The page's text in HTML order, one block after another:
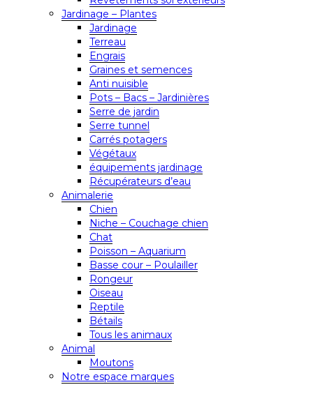
Jardinage – Plantes
Jardinage
Terreau
Engrais
Graines et semences
Anti nuisible
Pots – Bacs – Jardinières
Serre de jardin
Serre tunnel
Carrés potagers
Végétaux
équipements jardinage
Récupérateurs d’eau
Animalerie
Chien
Niche – Couchage chien
Chat
Poisson – Aquarium
Basse cour – Poulailler
Rongeur
Oiseau
Reptile
Bétails
Tous les animaux
Animal
Moutons
Notre espace marques